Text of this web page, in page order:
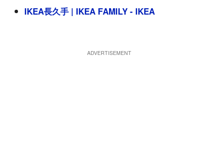
IKEA長久手 | IKEA FAMILY - IKEA